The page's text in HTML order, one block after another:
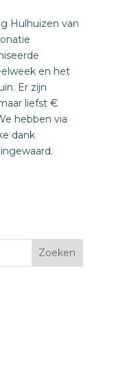
Hulhuizen van
en het
Er zijn
liefst €
hebben via
dank